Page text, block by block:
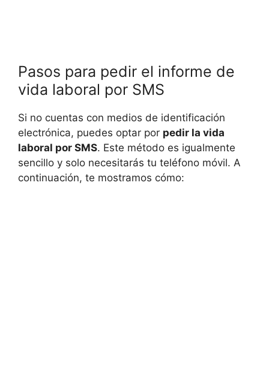
Pasos para pedir el informe de
vida laboral por SMS
Si no cuentas con medios de identificación
electrónica, puedes optar por pedir la vida
laboral por SMS. Este método es igualmente
sencillo y solo necesitarás tu teléfono móvil. A
continuación, te mostramos cómo: